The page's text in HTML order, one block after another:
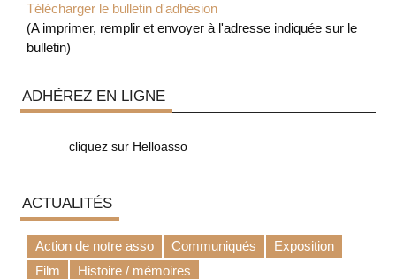
Télécharger le bulletin d'adhésion
(A imprimer, remplir et envoyer à l'adresse indiquée sur le
bulletin)
ADHÉREZ EN LIGNE
cliquez sur Helloasso
ACTUALITÉS
Action de notre asso Communiqués
Exposition
Film
Histoire / mémoires